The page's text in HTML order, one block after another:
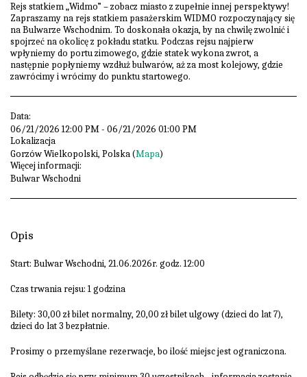
Rejs statkiem „Widmo” – zobacz miasto z zupełnie innej perspektywy!
Zapraszamy na rejs statkiem pasażerskim WIDMO rozpoczynający się
na Bulwarze Wschodnim. To doskonała okazja, by na chwilę zwolnić i
spojrzeć na okolicę z pokładu statku. Podczas rejsu najpierw
wpłyniemy do portu zimowego, gdzie statek wykona zwrot, a
następnie popłyniemy wzdłuż bulwarów, aż za most kolejowy, gdzie
zawrócimy i wrócimy do punktu startowego.
Data:
06/21/2026 12:00 PM - 06/21/2026 01:00 PM
Lokalizacja
Gorzów Wielkopolski, Polska (Mapa)
Więcej informacji:
Bulwar Wschodni
Opis
Start: Bulwar Wschodni, 21.06.2026r. godz. 12:00
Czas trwania rejsu: 1 godzina
Bilety: 30,00 zł bilet normalny, 20,00 zł bilet ulgowy (dzieci do lat 7),
dzieci do lat 3 bezpłatnie.
Prosimy o przemyślane rezerwacje, bo ilość miejsc jest ograniczona.